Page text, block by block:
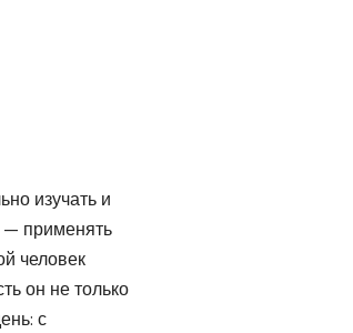
изучать и
— применять
человек
он не только
с